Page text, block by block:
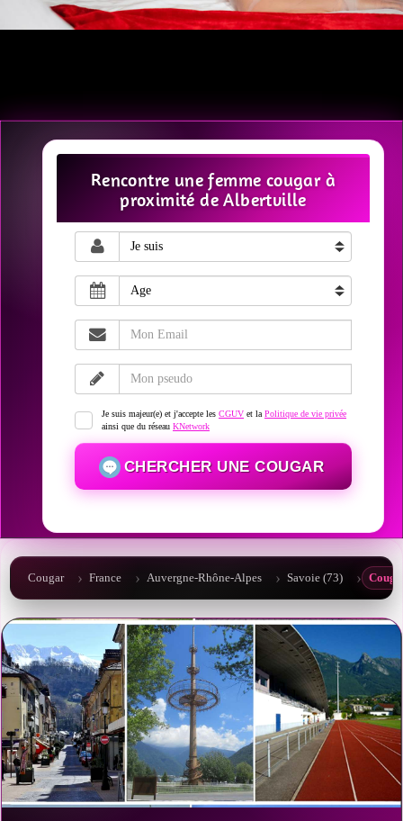
Rencontre une femme cougar à
proximité de Albertville
Je suis majeur(e) et j'accepte les CGUV et la Politique de vie privée
ainsi que du réseau KNetwork
CHERCHER UNE COUGAR
Cougar France Auvergne-Rhône-Alpes Savoie (73)